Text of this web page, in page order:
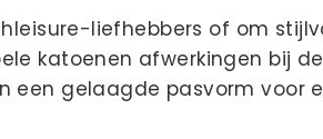
liefhebbers of om
katoenen afwerkingen bij
een gelaagde pasvorm voor